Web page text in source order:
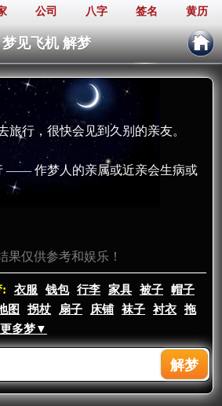
公司 八字 签名 黄历
梦见飞机 解梦
行，很快会见到久别的亲友。
—— 作梦人的亲属或近亲会生病或
果仅供参考和娱乐！
: 衣服 钱包 行李 家具 被子
帽子
图 拐杖 扇子 床铺 袜子 衬衣
拖
多梦▼